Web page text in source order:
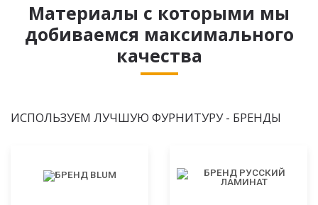
Материалы с которыми мы
добиваемся максимального
качества
ИСПОЛЬЗУЕМ ЛУЧШУЮ ФУРНИТУРУ - БРЕНДЫ